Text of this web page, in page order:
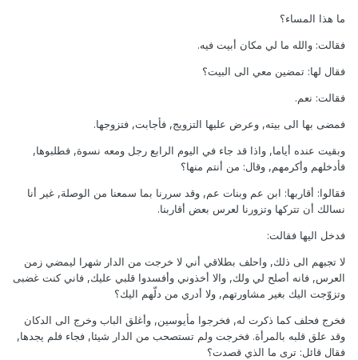
ما هذا المساء؟
فقالت: والله ما لي مكان أبيت فيه.
فقال لها: تمضين معي الى البيت؟
فقالت: نعم.
فمضى بها الى بيته, وعرض عليها التزويج, فأجابت, فتزوجها.
وبقيت عنده أياما, واذا قد جاء في اليوم الرابع رجل ومعه نسوة, فطلبوها,
فأدخلهم وأكرمهم, وقال: من أنتم منها؟
فقالوا: أقاربها: ابن عم وبنات عم, وقد سررنا بما سمعنا من الوصلة, غير أنا
نسالك أن تتركها وتزورنا لعرس بعض أقاربنا.
فدخل اليها فقالت:
لا تجبهم الى ذلك, واحلف بطلاقي أني لا خرجت من الدار شهرا ليمضي زمن
العرس, فانه أصلح لي ولك, والا أخذوني وأفسدوا قلبي عليك, فاني كنت غضبى
وتزوّجت اليك بغير مشاورتهم, ولا أدري من دلّهم اليك؟
فخرج فحلف كما ذكرت له, فخرجوا مأيوسين, وأغلق الباب وخرج الى الدكان
وقد علق قلبه بالمرأة. فخرجت ولم تستصحب من الدار شيئا, فجاء فلم يجدها,
فقال قائل: ترى ما الذي قصدت؟